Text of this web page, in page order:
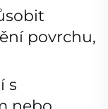
povrchu,
s